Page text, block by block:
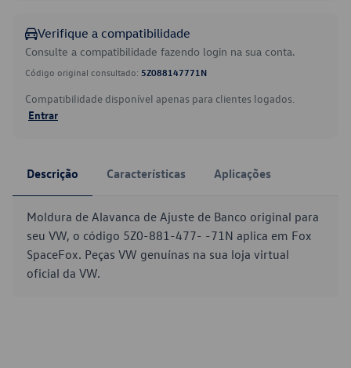
Verifique a compatibilidade
Consulte a compatibilidade fazendo login na sua conta.
Código original consultado: 5Z088147771N
Compatibilidade disponível apenas para clientes logados.
Entrar
Descrição Características Aplicações
Moldura de Alavanca de Ajuste de Banco original para
seu VW, o código 5Z0-881-477- -71N aplica em Fox
SpaceFox. Peças VW genuínas na sua loja virtual
oficial da VW.